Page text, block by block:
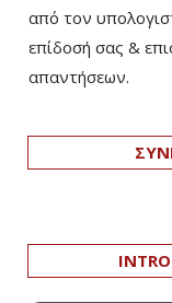
από τον
επίδοσή σας &
απαντήσεων.